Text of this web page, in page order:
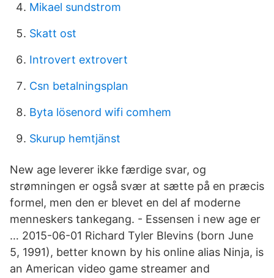
Mikael sundstrom
Skatt ost
Introvert extrovert
Csn betalningsplan
Byta lösenord wifi comhem
Skurup hemtjänst
New age leverer ikke færdige svar, og
strømningen er også svær at sætte på en præcis
formel, men den er blevet en del af moderne
menneskers tankegang. - Essensen i new age er
… 2015-06-01 Richard Tyler Blevins (born June
5, 1991), better known by his online alias Ninja, is
an American video game streamer and